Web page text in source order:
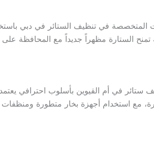
في تنظيف الستائر في دبي
تمنح الستارة مظهراً جديداً مع المحافظة
في أم القيوين بأسلوب احترافي
مع استخدام أجهزة بخار متطورة